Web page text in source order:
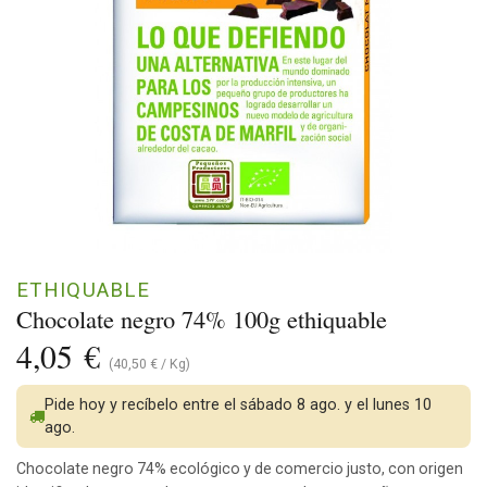
Chocolate negro 74% 100g ethiquable
ETHIQUABLE
4,05 € (40,50 € / Kg)
Pide hoy y recíbelo entre el sábado 8 ago. y el lunes 10
ago.
Chocolate negro 74% ecológico y de comercio justo, con origen